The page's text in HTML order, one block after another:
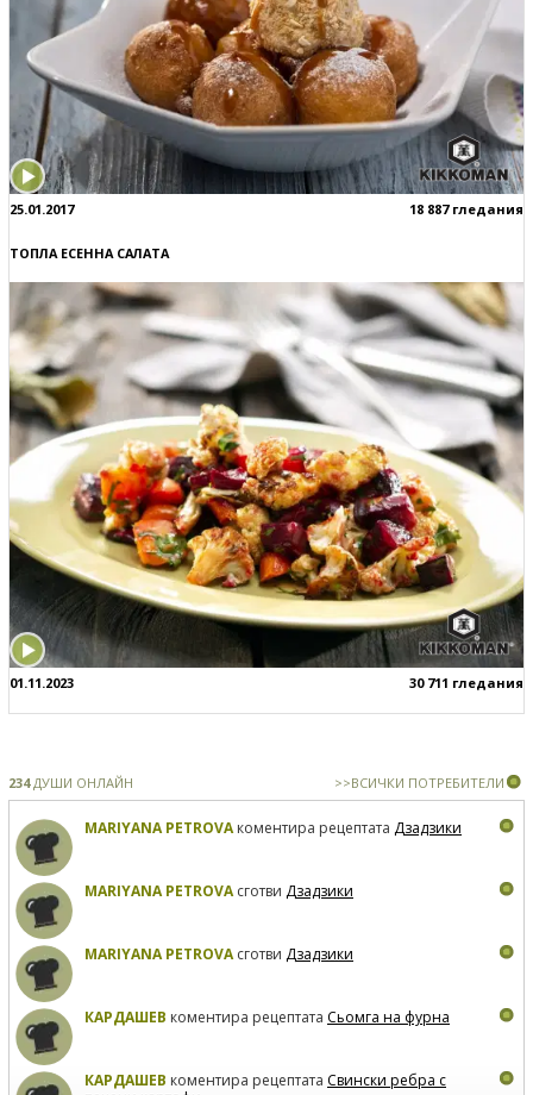
25.01.2017 18 887 гледания
ТОПЛА ЕСЕННА САЛАТА
01.11.2023 30 711 гледания
234ДУШИ ОНЛАЙН >>ВСИЧКИ ПОТРЕБИТЕЛИ
MARIYANA PETROVAкоментира рецептата Дзадзики
MARIYANA PETROVAсготви Дзадзики
MARIYANA PETROVAсготви Дзадзики
КАРДАШЕВ коментира рецептата Сьомга на фурна
КАРДАШЕВ коментира рецептата Свински ребра с